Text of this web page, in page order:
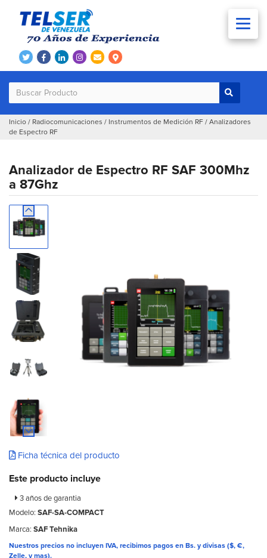
Inicio / Radiocomunicaciones / Instrumentos de Medición RF / Analizadores
de Espectro RF
Analizador de Espectro RF SAF 300Mhz
a 87Ghz
Ficha técnica del producto
Este producto incluye
3 años de garantia
Modelo: SAF-SA-COMPACT
Marca: SAF Tehnika
Nuestros precios no incluyen IVA, recibimos pagos en Bs. y divisas ($, €,
Zelle, y mas).